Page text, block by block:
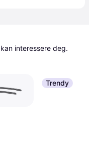
Trendy